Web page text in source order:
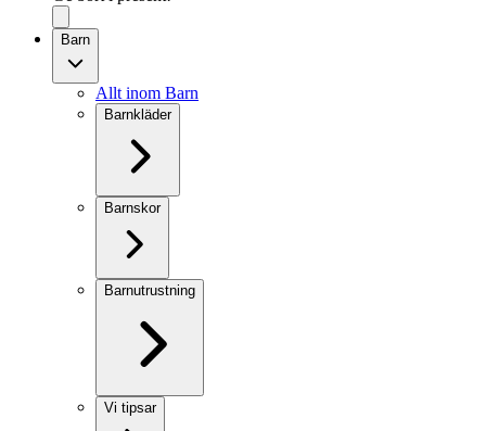
Barn
Allt inom Barn
Barnkläder
Barnskor
Barnutrustning
Vi tipsar